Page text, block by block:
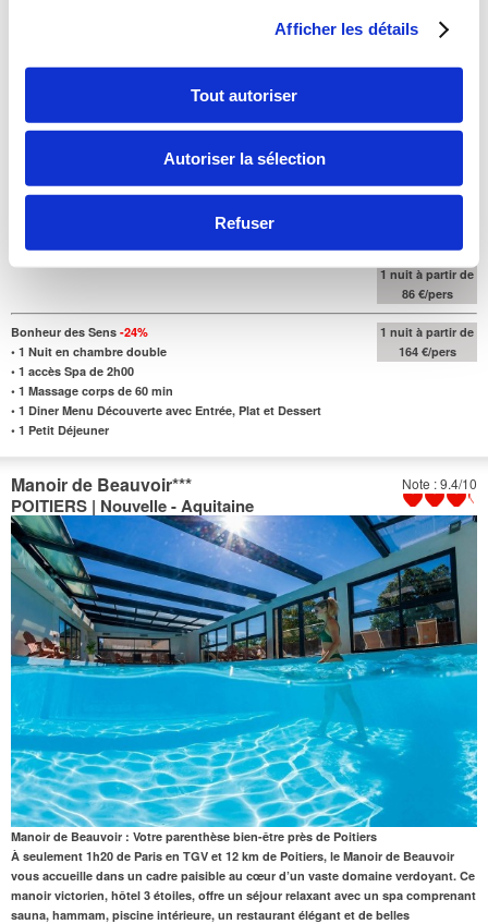
Afficher les détails
Tout autoriser
Autoriser la sélection
Refuser
par pers sur base double, pour des séjours :
et
Forfaits 1 Nuit :
Une nuit pour souffler et se reconnecter à l’essentiel.
1 Nuit en chambre double
1 Petit Déjeuner
1 nuit à partir de
86 €/pers
Bonheur des Sens -24%
• 1 Nuit en chambre double
• 1 accès Spa de 2h00
• 1 Massage corps de 60 min
• 1 Diner Menu Découverte avec Entrée, Plat et Dessert
• 1 Petit Déjeuner
1 nuit à partir de
164 €/pers
Note : 9.4/10
Manoir de Beauvoir***
POITIERS | Nouvelle - Aquitaine
Manoir de Beauvoir : Votre parenthèse bien-être près de Poitiers
À seulement 1h20 de Paris en TGV et 12 km de Poitiers, le Manoir de Beauvoir
vous accueille dans un cadre paisible au cœur d’un vaste domaine verdoyant. Ce
manoir victorien, hôtel 3 étoiles, offre un séjour relaxant avec un spa comprenant
sauna, hammam, piscine intérieure, un restaurant élégant et de belles